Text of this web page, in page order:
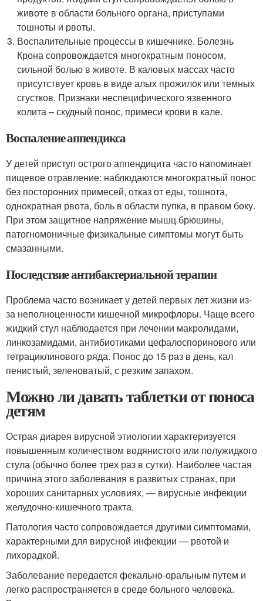
животе в области больного органа, приступами
тошноты и рвоты.
Воспалительные процессы в кишечнике. Болезнь
Крона сопровождается многократным поносом,
сильной болью в животе. В каловых массах часто
присутствует кровь в виде алых прожилок или темных
сгустков. Признаки неспецифического язвенного
колита – скудный понос, примеси крови в кале.
Воспаление аппендикса
У детей приступ острого аппендицита часто напоминает
пищевое отравление: наблюдаются многократный понос
без посторонних примесей, отказ от еды, тошнота,
однократная рвота, боль в области пупка, в правом боку.
При этом защитное напряжение мышц брюшины,
патогномоничные физикальные симптомы могут быть
смазанными.
Последствие антибактериальной терапии
Проблема часто возникает у детей первых лет жизни из-
за неполноценности кишечной микрофлоры. Чаще всего
жидкий стул наблюдается при лечении макролидами,
линкозамидами, антибиотиками цефалоспоринового или
тетрациклинового ряда. Понос до 15 раз в день, кал
пенистый, зеленоватый, с резким запахом.
Можно ли давать таблетки от поноса
детям
Острая диарея вирусной этиологии характеризуется
повышенным количеством водянистого или полужидкого
стула (обычно более трех раз в сутки). Наиболее частая
причина этого заболевания в развитых странах, при
хороших санитарных условиях, — вирусные инфекции
желудочно-кишечного тракта.
Патология часто сопровождается другими симптомами,
характерными для вирусной инфекции — рвотой и
лихорадкой.
Заболевание передается фекально-оральным путем и
легко распространяется в среде больного человека.